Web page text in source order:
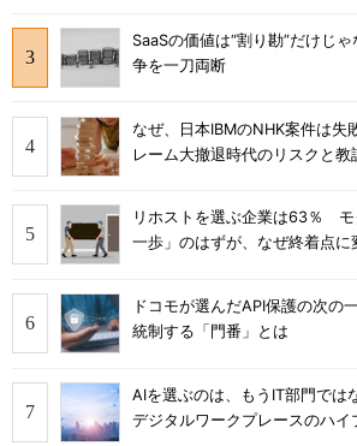
SaaSの価値は“割り勘”だけじ
争を一刀両断
なぜ、日本IBMのNHK案件は
レーム大撤退時代のリスクと教
リホストを選ぶ企業は63％
一歩」のはずが、なぜ終着点に
ドコモが選んだAPI保護の次
統制する「門番」とは
AIを選ぶのは、もうIT部門で
デジタルワークプレースのハイ